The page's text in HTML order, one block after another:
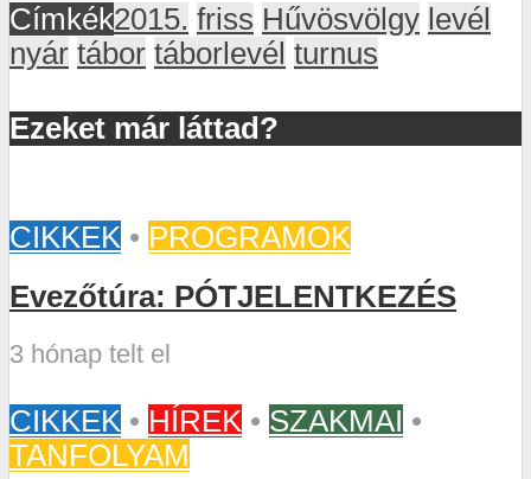
Címkék2015. friss Hűvösvölgy levél
nyár tábor táborlevél turnus
Ezeket már láttad?
CIKKEK • PROGRAMOK
Evezőtúra: PÓTJELENTKEZÉS
3 hónap telt el
CIKKEK • HÍREK • SZAKMAI •
TANFOLYAM